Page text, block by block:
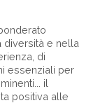
diversità e nella
di
essenziali per
il
positiva alle